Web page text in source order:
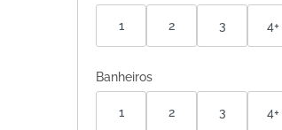
1 2 3 4+
Banheiros
1 2 3 4+